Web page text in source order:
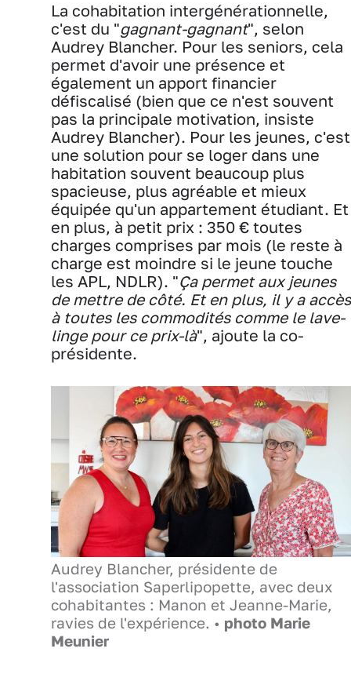
La cohabitation intergénérationnelle,
c'est du "gagnant-gagnant", selon
Audrey Blancher. Pour les seniors, cela
permet d'avoir une présence et
également un apport financier
défiscalisé (bien que ce n'est souvent
pas la principale motivation, insiste
Audrey Blancher). Pour les jeunes, c'est
une solution pour se loger dans une
habitation souvent beaucoup plus
spacieuse, plus agréable et mieux
équipée qu'un appartement étudiant. Et
en plus, à petit prix : 350 € toutes
charges comprises par mois (le reste à
charge est moindre si le jeune touche
les APL, NDLR). "Ça permet aux jeunes
de mettre de côté. Et en plus, il y a accès
à toutes les commodités comme le lave-
linge pour ce prix-là", ajoute la co-
présidente.
Audrey Blancher, présidente de
l'association Saperlipopette, avec deux
cohabitantes : Manon et Jeanne-Marie,
ravies de l'expérience. • photo Marie
Meunier